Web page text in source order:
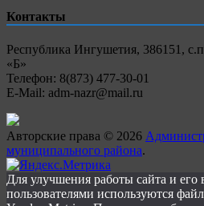
Контакты
Республика Ингушетия, 386151,
«Б»
Телефон: 8(873) 477-30-01
E-Mail: adm-nazr@mail.ru
Авторские права © 2026
муниципального района.
Для улучшения работы сайта и его
пользователями используются